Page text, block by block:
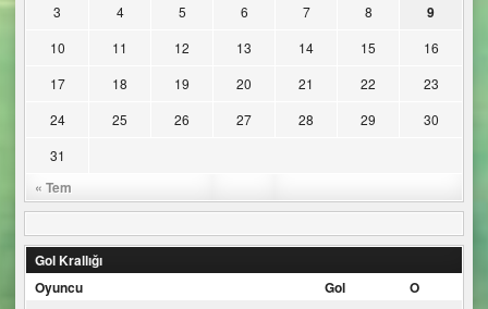
« Tem
3
4 5 6 7 8 9
10 11 12 13 14 15
16
17
18 19 20 21 22
23
24
25 26 27 28 29
30
31
Gol Krallığı
Oyuncu
Gol O